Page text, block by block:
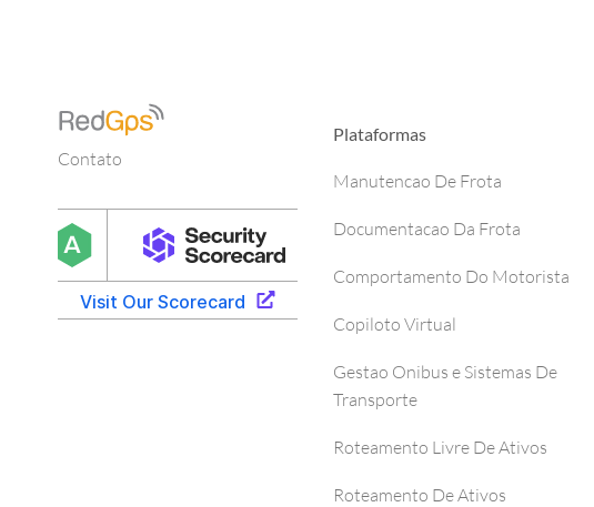
Contato
Plataformas
Manutencao De Frota
Documentacao Da Frota
Comportamento Do Motorista
Copiloto Virtual
Gestao Onibus e Sistemas De
Transporte
Roteamento Livre De Ativos
Roteamento De Ativos